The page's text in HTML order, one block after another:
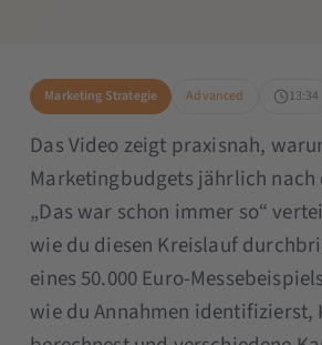
Marketing Strategie Advanced 13:34
Das Video zeigt praxisnah,
Marketingbudgets jährlich nach
„Das war schon immer so“
wie du diesen Kreislauf
eines 50.000 Euro-
wie du Annahmen identifizierst,